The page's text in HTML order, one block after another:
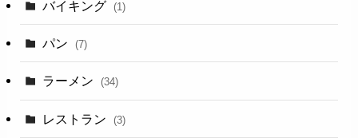
バイキング (1)
パン (7)
ラーメン (34)
レストラン (3)